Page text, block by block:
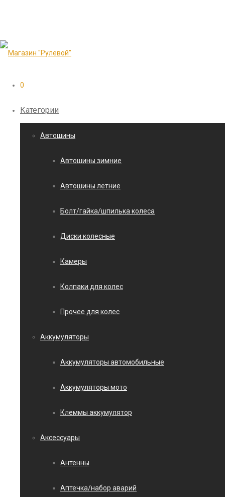
0
Категории
Автошины
Автошины зимние
Автошины летние
Болт/гайка/шпилька колеса
Диски колесные
Камеры
Колпаки для колес
Прочее для колес
Аккумуляторы
Аккумуляторы автомобильные
Аккумуляторы мото
Клеммы аккумулятор
Аксессуары
Антенны
Аптечка/набор аварий